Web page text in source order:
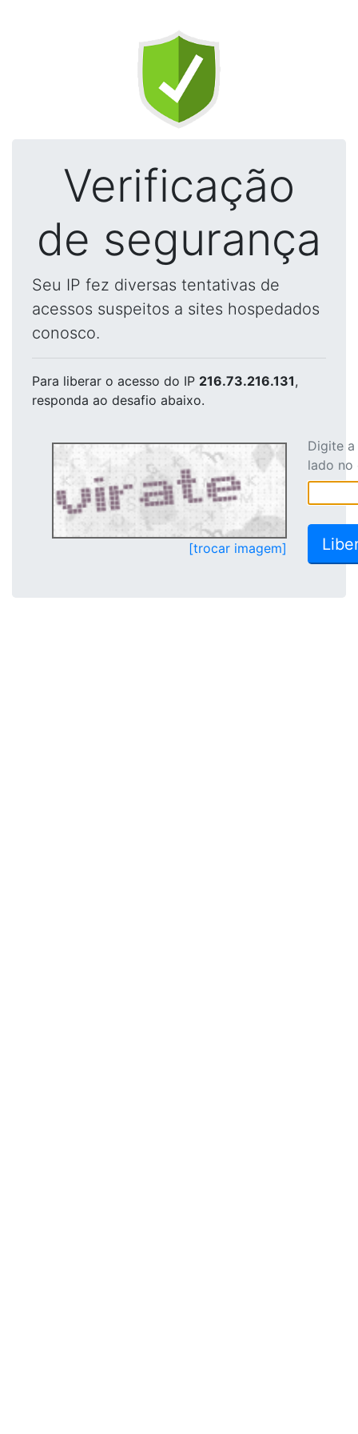
Verificação
de segurança
Seu IP fez diversas tentativas de
acessos suspeitos a sites hospedados
conosco.
Para liberar o acesso do IP 216.73.216.131,
responda ao desafio abaixo.
[trocar imagem]
Digite
lado no